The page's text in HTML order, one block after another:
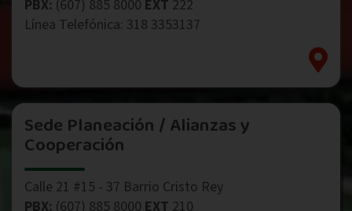
PBX: (607) 885 8000 EXT 222
Línea Telefónica: 318 3353137
Sede Planeación / Alianzas y
Cooperación
Calle 21 #15 - 37 Barrio Cristo Rey
PBX: (607) 885 8000 EXT 210